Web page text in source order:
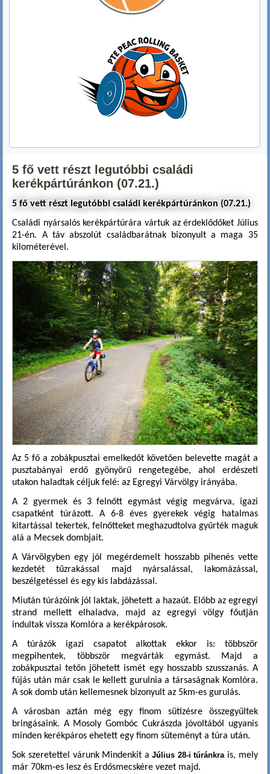
5 fő vett részt legutóbbi családi
kerékpártúránkon (07.21.)
5 fő vett részt legutóbbi családi kerékpártúránkon (07.21.)
Családi nyársalós kerékpártúrára vártuk az érdeklődőket Július
21-én. A táv abszolút családbarátnak bizonyult a maga 35
kilométerével.
Az 5 fő a zobákpusztai emelkedőt követően belevette magát a
pusztabányai erdő gyönyörű rengetegébe, ahol erdészeti
utakon haladtak céljuk felé: az Egregyi Várvölgy irányába.
A 2 gyermek és 3 felnőtt egymást végig megvárva, igazi
csapatként túrázott. A 6-8 éves gyerekek végig hatalmas
kitartással tekertek, felnőtteket meghazudtolva gyűrték maguk
alá a Mecsek dombjait.
A Várvölgyben egy jól megérdemelt hosszabb pihenés vette
kezdetét tűzrakással majd nyársalással, lakomázással,
beszélgetéssel és egy kis labdázással.
Miután túrázóink jól laktak, jöhetett a hazaút. Előbb az egregyi
strand mellett elhaladva, majd az egregyi völgy főutján
indultak vissza Komlóra a kerékpárosok.
A túrázók igazi csapatot alkottak ekkor is: többször
megpihentek, többször megvárták egymást. Majd a
zobákpusztai tetőn jöhetett ismét egy hosszabb szusszanás. A
fújás után már csak le kellett gurulnia a társaságnak Komlóra.
A sok domb után kellemesnek bizonyult az 5km-es gurulás.
A városban aztán még egy finom sütizésre összegyűltek
bringásaink. A Mosoly Gombóc Cukrászda jóvoltából ugyanis
minden kerékpáros ehetett egy finom süteményt a túra után.
Sok szeretettel várunk Mindenkit aJúlius 28-i túránkrais, mely
már 70km-es lesz és Erdősmecskére vezet majd.